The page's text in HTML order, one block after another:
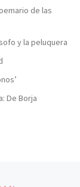
de las
y la peluquera
De Borja